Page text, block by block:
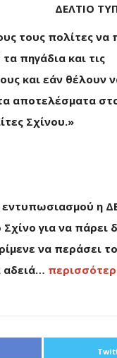
τους πολίτες να
πηγάδια και τις
και εάν θέλουν
αποτελέσματα
Σχίνου.»
εντυπωσιασμού η
για να πάρει
να περάσει το
αδειά…